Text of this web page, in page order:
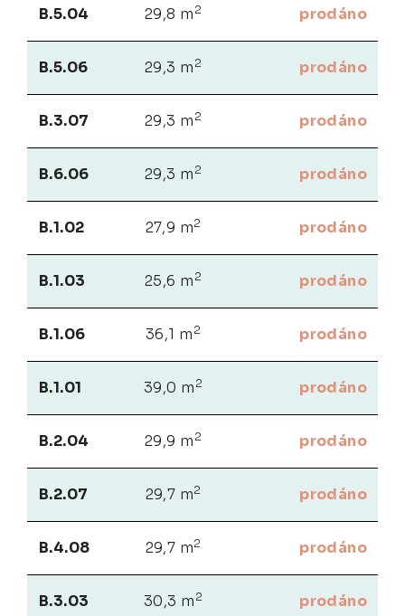
B.5.04 29,8 m 2 prodáno
B.5.06 29,3 m 2 prodáno
B.3.07 29,3 m 2 prodáno
B.6.06 29,3 m 2 prodáno
B.1.02 27,9 m2 prodáno
B.1.03 25,6 m 2 prodáno
B.1.06 36,1 m 2 prodáno
B.1.01 39,0 m 2 prodáno
B.2.04 29,9 m 2 prodáno
B.2.07 29,7 m2 prodáno
B.4.08 29,7 m2 prodáno
B.3.03 30,3 m 2 prodáno